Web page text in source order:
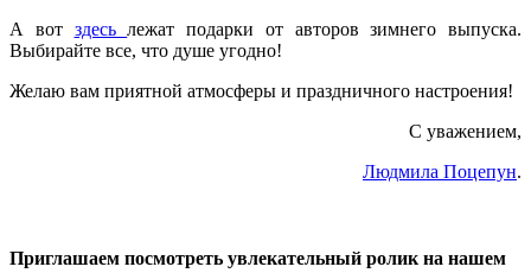
А вот здесьлежат подарки от авторов зимнего выпуска.
Выбирайте все, что душе угодно!
Желаю вам приятной атмосферы и праздничного настроения!
С уважением,
Людмила Поцепун.
Приглашаем посмотреть увлекательный ролик на нашем